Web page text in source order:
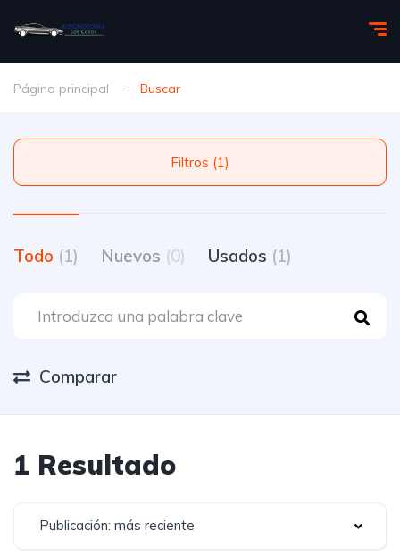
Página principal Buscar
Filtros (1)
Todo (1) Nuevos (0) Usados (1)
Comparar
1 Resultado
Publicación: más reciente